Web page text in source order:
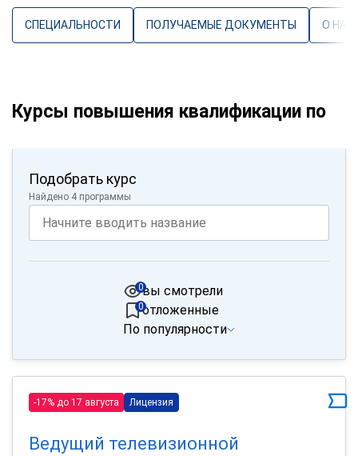
СПЕЦИАЛЬНОСТИ ПОЛУЧАЕМЫЕ ДОКУМЕНТЫ О
Курсы повышения квалификации по
Подобрать курс
Найдено 4 программы
вы смотрели
0
отложенные
0
По популярности
-17% до 17 августа Лицензия
Ведущий телевизионной